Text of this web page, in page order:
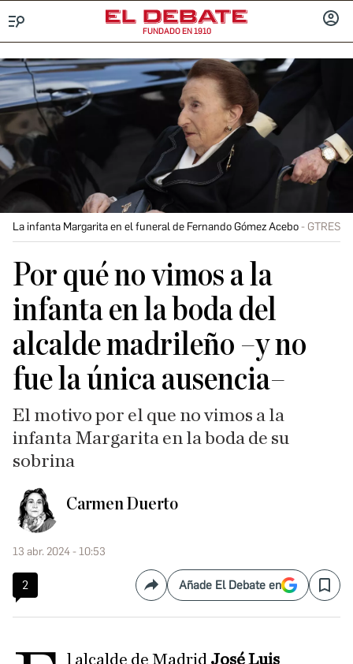
FUNDADO EN 1910
La infanta Margarita en el funeral de Fernando Gómez Acebo GTRES
Por qué no vimos a la
infanta en la boda del
alcalde madrileño –y no
fue la única ausencia–
El motivo por el que no vimos a la
infanta Margarita en la boda de su
sobrina
Carmen Duerto
13 abr. 2024 - 10:53
2 CompartirAñade El Debate en Save
l alcalde de Madrid José Luis